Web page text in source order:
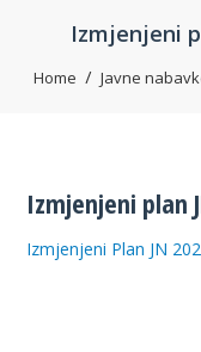
Izmjenjeni
Home Javne
Izmjenjeni plan
Izmjenjeni Plan JN